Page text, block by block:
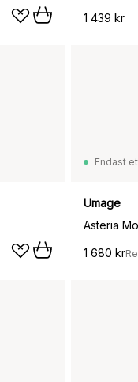
1 439 kr
Endast
Umage
1 680 kr